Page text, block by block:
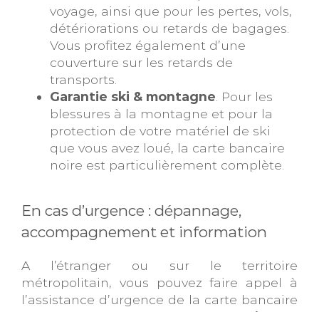
voyage, ainsi que pour les pertes, vols,
détériorations ou retards de bagages.
Vous profitez également d’une
couverture sur les retards de
transports.
Garantie ski & montagne . Pour les
blessures à la montagne et pour la
protection de votre matériel de ski
que vous avez loué, la carte bancaire
noire est particulièrement complète.
En cas d’urgence : dépannage,
accompagnement et information
A l’étranger ou sur le territoire
métropolitain, vous pouvez faire appel à
l’assistance d’urgence de la carte bancaire